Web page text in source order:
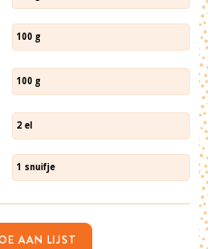
100 g
100 g
2 el
1 snuifje
AAN LIJST